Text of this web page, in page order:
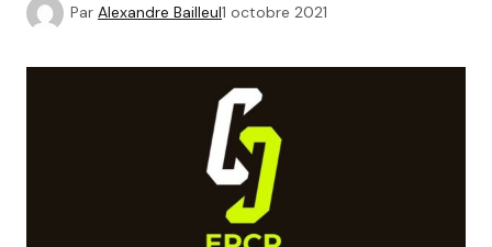
Par Alexandre Bailleul1 octobre 2021